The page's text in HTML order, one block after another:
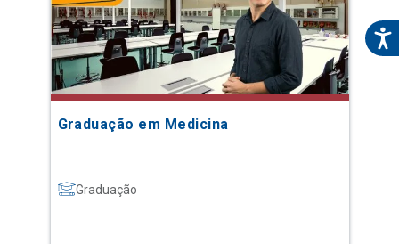
Graduação em Medicina
Graduação